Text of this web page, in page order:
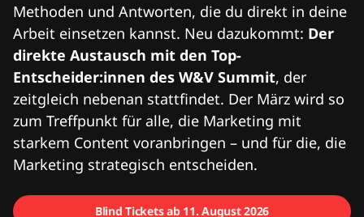
Methoden und Antworten, die du direkt in deine
Arbeit einsetzen kannst. Neu dazukommt: Der
direkte Austausch mit den Top-
Entscheider:innen des W&V Summit, der
zeitgleich nebenan stattfindet. Der März wird so
zum Treffpunkt für alle, die Marketing mit
starkem Content voranbringen – und für die, die
Marketing strategisch entscheiden.
Blind Tickets ab 11. August 2026